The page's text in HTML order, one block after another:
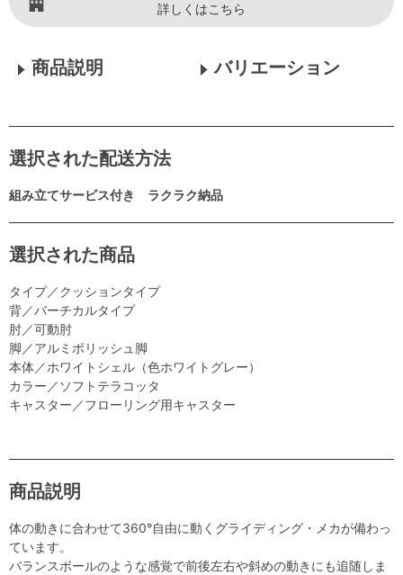
詳しくはこちら
商品説明 バリエーション
選択された配送方法
組み立てサービス付き ラクラク納品
選択された商品
タイプ／クッションタイプ
背／バーチカルタイプ
肘／可動肘
脚／アルミポリッシュ脚
本体／ホワイトシェル（色ホワイトグレー）
カラー／ソフトテラコッタ
キャスター／フローリング用キャスター
商品説明
体の動きに合わせて360°自由に動くグライディング・メカが備わっ
ています。
バランスボールのような感覚で前後左右や斜めの動きにも追随しま